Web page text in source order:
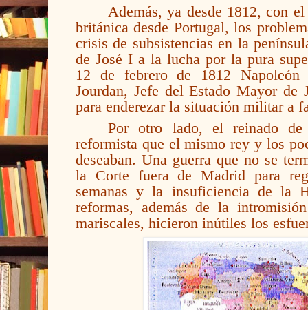
Además, ya desde 1812, con
británica desde Portugal, los
crisis de subsistencias en la
de José I a la lucha por la pura
12 de febrero de 1812
Jourdan, Jefe del Estado Mayor de
para enderezar la situación militar a
Por otro lado, el reinado
reformista que el mismo rey y los
deseaban. Una guerra que no se
la Corte fuera de Madrid para
semanas y la insuficiencia de la
reformas, además de la
mariscales, hicieron inútiles los